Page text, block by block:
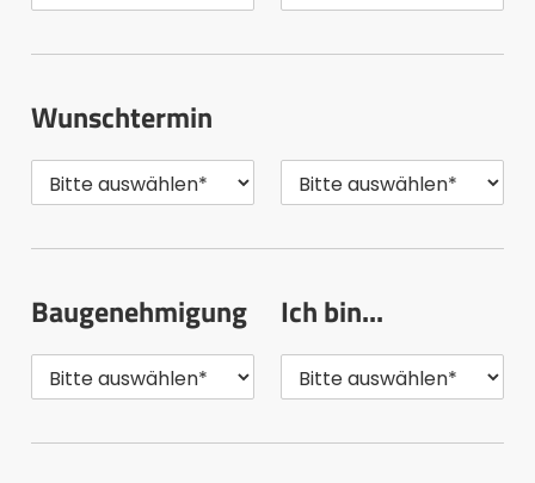
Wunschtermin
Baugenehmigung Ich bin...